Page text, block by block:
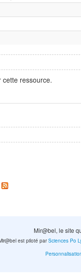
cette ressource.
Mir@bel, le site
est piloté parSciences Po